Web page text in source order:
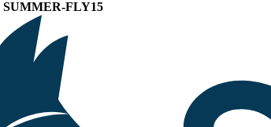
SUMMER-FLY15